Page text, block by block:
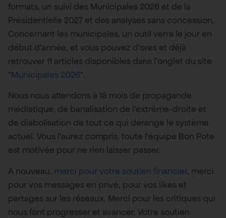
formats, un suivi des Municipales 2026 et de la
Présidentielle 2027 et des analyses sans concession.
Concernant les municipales, un outil verra le jour en
début d’année, et vous pouvez d’ores et déjà
retrouver 11 articles disponibles dans l’onglet du site
“Municipales 2026“.
Nous nous attendons à 18 mois de propagande
médiatique, de banalisation de l’extrême-droite et
de diabolisation de tout ce qui dérange le système
actuel. Vous l’aurez compris, toute l’équipe Bon Pote
est motivée pour ne rien laisser passer.
A nouveau, merci pour votre soutien financier, merci
pour vos messages en privé, pour vos likes et
partages sur les réseaux. Merci pour les critiques qui
nous font progresser et avancer. Votre soutien